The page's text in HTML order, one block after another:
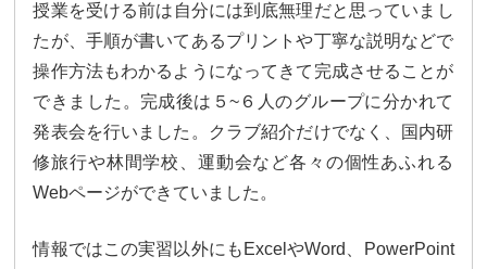
授業を受ける前は自分には到底無理だと思っていまし
たが、 手順が書いてあるプリントや丁寧な説明などで
操作方法もわかるよ うになってきて完成させることが
できました。完成後は５~ ６人のグループに分かれて
発表会を行いました。
クラブ紹介だけでなく、国内研
修旅行や林間学校、 運動会など各々の個性あふれる
Webページができていました。
情報ではこの実習以外にも ExcelやWord PowerPoint